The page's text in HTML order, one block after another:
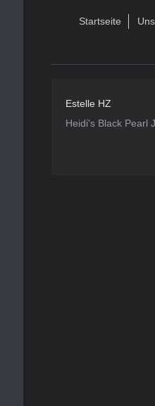
Startseite
Estelle HZ
Heidi's Black Pearl